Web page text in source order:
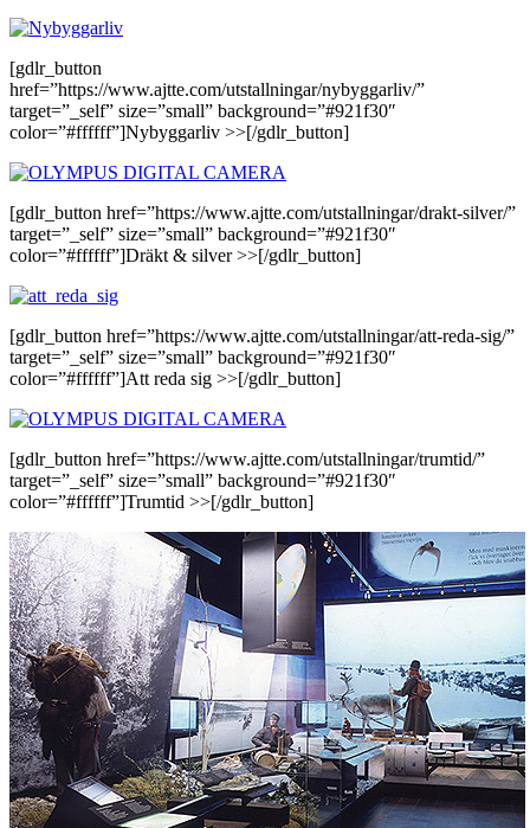
[gdlr_button
href=”https://www.ajtte.com/utstallningar/nybyggarliv/”
target=”_self” size=”small” background=”#921f30″
color=”#ffffff”]Nybyggarliv >>[/gdlr_button]
[gdlr_button href=”https://www.ajtte.com/utstallningar/drakt-silver/”
target=”_self” size=”small” background=”#921f30″
color=”#ffffff”]Dräkt & silver >>[/gdlr_button]
[gdlr_button href=”https://www.ajtte.com/utstallningar/att-reda-sig/”
target=”_self” size=”small” background=”#921f30″
color=”#ffffff”]Att reda sig >>[/gdlr_button]
[gdlr_button href=”https://www.ajtte.com/utstallningar/trumtid/”
target=”_self” size=”small” background=”#921f30″
color=”#ffffff”]Trumtid >>[/gdlr_button]